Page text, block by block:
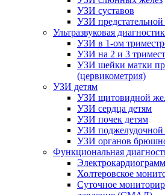
УЗИ суставов
УЗИ
Ультразвуковая
УЗИ в 1-ом
УЗИ на 2 и 3
УЗИ шейки матки
(цервикометрия)
УЗИ детям
УЗИ щитовидной
УЗИ сердца детям
УЗИ почек детям
УЗИ поджелудочной
УЗИ органов
Функциональная
Холтеровское
Суточное